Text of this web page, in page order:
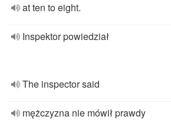
at ten to eight.
Inspektor powiedział
The inspector said
mężczyzna nie mówił prawdy